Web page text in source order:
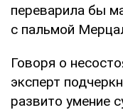
переварила бы
с пальмой
Говоря о
эксперт
развито умение